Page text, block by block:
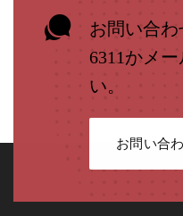
お問い合わ
6311かメ
い。
お問い合